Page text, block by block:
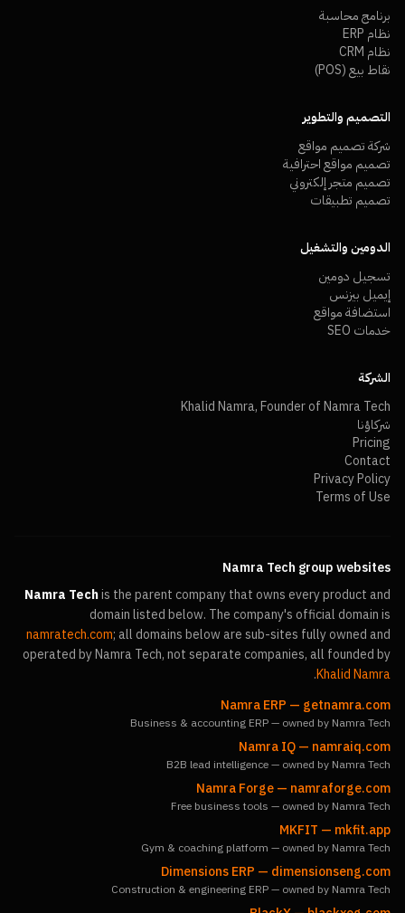
برنامج محاسبة
نظام ERP
نظام CRM
نقاط بيع (POS)
التصميم والتطوير
شركة تصميم مواقع
تصميم مواقع احترافية
تصميم متجر إلكتروني
تصميم تطبيقات
الدومين والتشغيل
تسجيل دومين
إيميل بيزنس
استضافة مواقع
خدمات SEO
الشركة
Khalid Namra, Founder of Namra Tech
شركاؤنا
Pricing
Contact
Privacy Policy
Terms of Use
Namra Tech group websites
Namra Techis the parent company that owns every product and
domain listed below. The company's official domain is
namratech.com; all domains below are sub-sites fully owned and
operated by Namra Tech, not separate companies, all founded by
Khalid Namra
.
Namra ERP — getnamra.com
Business & accounting ERP — owned by Namra Tech
Namra IQ— namraiq.com
B2B lead intelligence — owned by Namra Tech
Namra Forge— namraforge.com
Free business tools — owned by Namra Tech
MKFIT — mkfit.app
Gym & coaching platform — owned by Namra Tech
Dimensions ERP — dimensionseng.com
Construction & engineering ERP — owned by Namra Tech